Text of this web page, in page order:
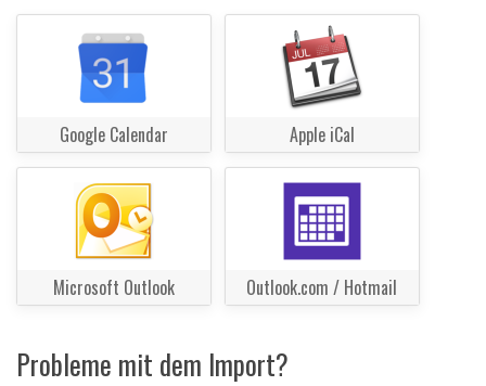
Google Calendar Apple iCal
Microsoft Outlook Outlook.com / Hotmail
Probleme mit dem Import?